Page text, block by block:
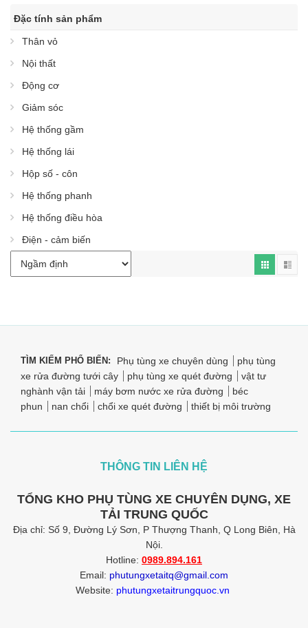
Đặc tính sản phẩm
Thân vỏ
Nội thất
Động cơ
Giảm sóc
Hệ thống gầm
Hệ thống lái
Hộp số - côn
Hệ thống phanh
Hệ thống điều hòa
Điện - cảm biến
TÌM KIẾM PHỔ BIẾN: Phụ tùng xe chuyên dùng
phụ tùng
xe rửa đường tưới cây
phụ tùng xe quét đường
vật tư
nghành vận tải
máy bơm nước xe rửa đường
béc
phun
nan chổi chổi xe quét đường thiết bị môi trường
THÔNG TIN LIÊN HỆ
TỔNG KHO PHỤ TÙNG XE CHUYÊN DỤNG, XE
TẢI TRUNG QUỐC
Địa chỉ: Số 9, Đường Lý Sơn, P Thượng Thanh, Q Long Biên, Hà
Nội.
Hotline: 0989.894.161
Email: phutungxetaitq@gmail.com
Website: phutungxetaitrungquoc.vn